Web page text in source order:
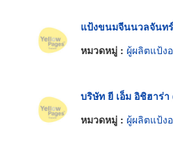
แป้งขนมจีนนวลจันท
หมวดหมู่ : ผู้ผลิตแป้ง
บริษัท ยี เอ็ม อิชิฮาร่า
หมวดหมู่ : ผู้ผลิตแป้ง